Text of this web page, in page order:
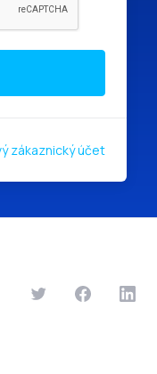
zákaznický účet